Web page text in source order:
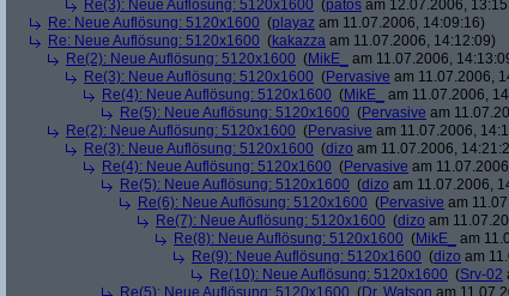
Re(3): Neue Auflösung: 5120x1600 (patos am 12.07.2006,
Re: Neue Auflösung: 5120x1600 (playaz am 11.07.2006, 14:09:16)
Re: Neue Auflösung: 5120x1600 (kakazza am 11.07.2006, 14:12:09)
Re(2): Neue Auflösung: 5120x1600 (MikE_
am 11.07.2006,
Re(3): Neue Auflösung: 5120x1600 (Pervasive am 11.07.2006,
Re(4): Neue Auflösung: 5120x1600 (MikE_
am 11.07.2006,
Re(5): Neue Auflösung: 5120x1600 (Pervasive am
Re(2): Neue Auflösung: 5120x1600 (Pervasive am 11.07.2006,
Re(3): Neue Auflösung: 5120x1600 (dizo am 11.07.2006,
Re(4): Neue Auflösung: 5120x1600 (Pervasive am
Re(5): Neue Auflösung: 5120x1600 (dizo am 11.07.2006,
Re(6): Neue Auflösung: 5120x1600 (Pervasive am
Re(7): Neue Auflösung: 5120x1600 (dizo am
Re(8): Neue Auflösung: 5120x1600 (MikE_
am
Re(9): Neue Auflösung: 5120x1600 (dizo am
Re(10): Neue Auflösung: 5120x1600 (Srv-02
Re(5): Neue Auflösung: 5120x1600 (Dr. Watson am